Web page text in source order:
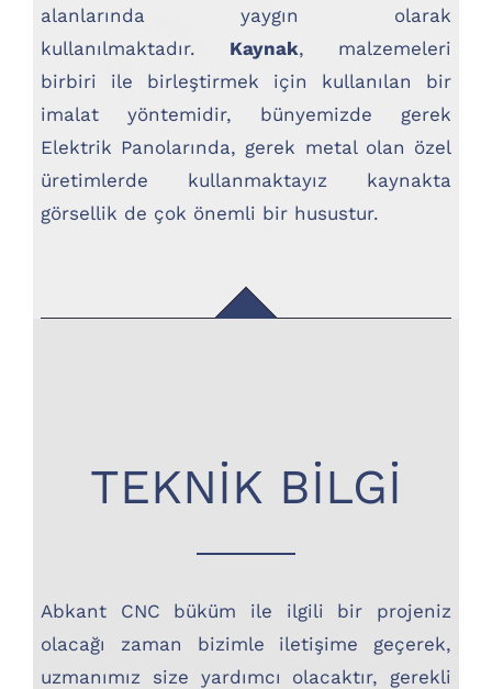
alanlarında yaygın olarak
kullanılmaktadır. Kaynak, malzemeleri
birbiri ile birleştirmek için kullanılan bir
imalat yöntemidir, bünyemizde gerek
Elektrik Panolarında, gerek metal olan özel
üretimlerde kullanmaktayız kaynakta
görsellik de çok önemli bir husustur.
TEKNİK BİLGİ
Abkant CNC büküm ile ilgili bir projeniz
olacağı zaman bizimle iletişime geçerek,
uzmanımız size yardımcı olacaktır, gerekli